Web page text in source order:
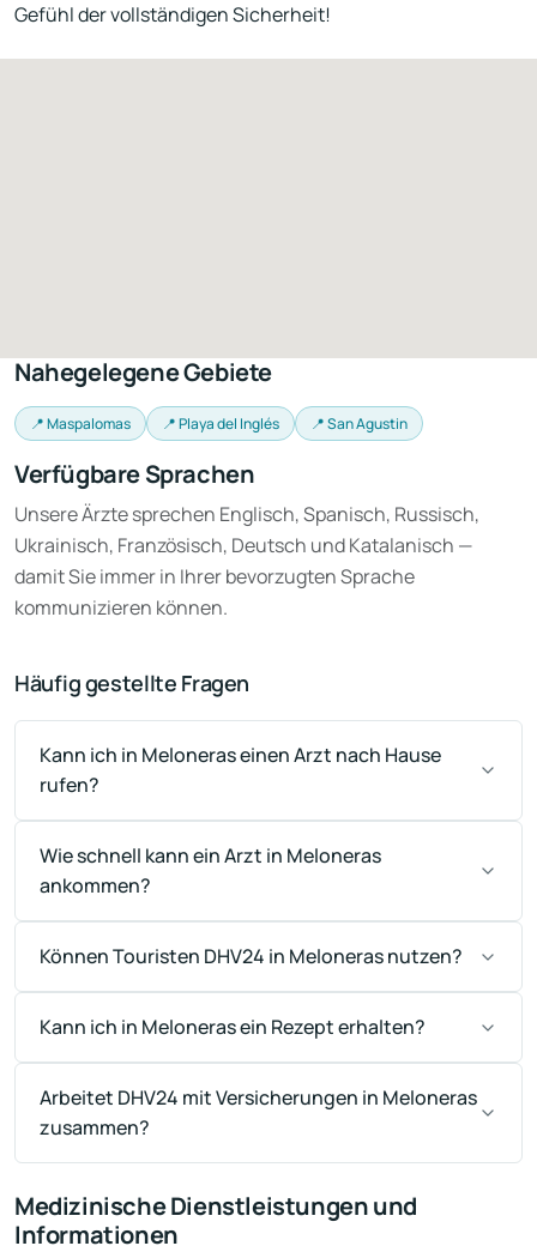
Gefühl der vollständigen Sicherheit!
Nahegelegene Gebiete
📍 Maspalomas 📍 Playa del Inglés 📍 San Agustin
Verfügbare Sprachen
Unsere Ärzte sprechen Englisch, Spanisch, Russisch,
Ukrainisch, Französisch, Deutsch und Katalanisch —
damit Sie immer in Ihrer bevorzugten Sprache
kommunizieren können.
Häufig gestellte Fragen
Kann ich in Meloneras einen Arzt nach Hause
rufen?
Wie schnell kann ein Arzt in Meloneras
ankommen?
Können Touristen DHV24 in Meloneras nutzen?
Kann ich in Meloneras ein Rezept erhalten?
Arbeitet DHV24 mit Versicherungen in Meloneras
zusammen?
Medizinische Dienstleistungen und
Informationen